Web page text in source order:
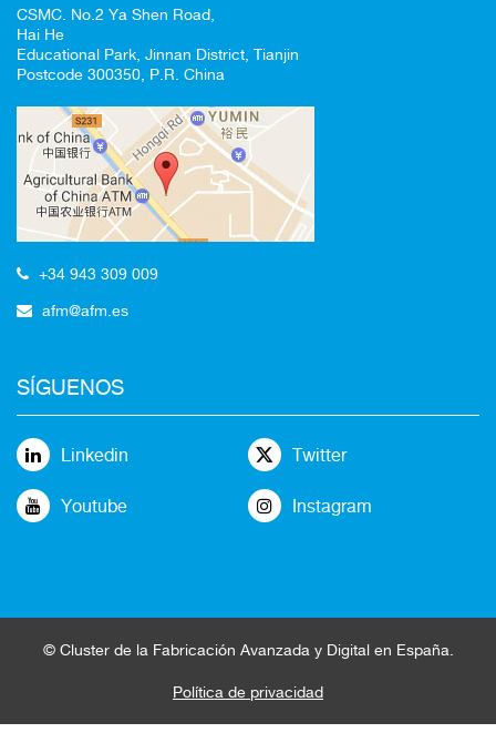
CSMC. No.2 Ya Shen Road,
Hai He
Educational Park, Jinnan District, Tianjin
Postcode 300350, P.R. China
+34 943 309 009
afm@afm.es
SÍGUENOS
Linkedin Twitter
Youtube Instagram
© Clusterde la Fabricación Avanzada y Digital en España
Política de privacidad